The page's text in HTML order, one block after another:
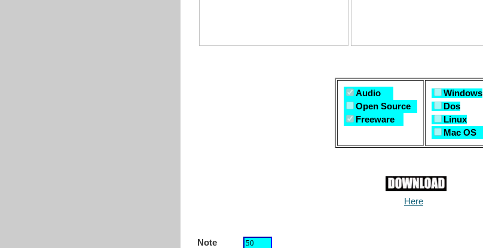
Audio
Open Source
Freeware
Windows
Dos
Linux
Mac OS
Here
Note